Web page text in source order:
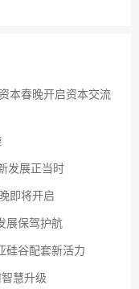
本春晚开启资本交流
发展正当时
即将开启
展保驾护航
硅谷配套新活力
慧升级